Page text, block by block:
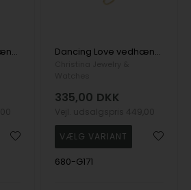
Dancing Love vedhæng og halskæde i Sterling sølv fra Christina Jewelry Dancing Love vedhæng og halskæde i Forgyldt sterling sølv fra Christina Jewelry
335,00 DKK
680-G171